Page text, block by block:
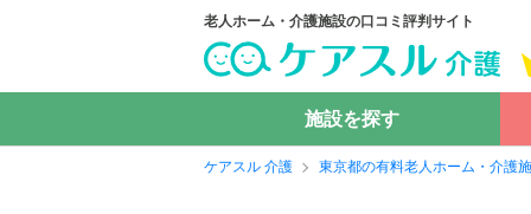
老人ホーム・介護施設の口コミ評判サイト
施設を探す
ケアスル 介護 東京都の有料老人ホーム・介護